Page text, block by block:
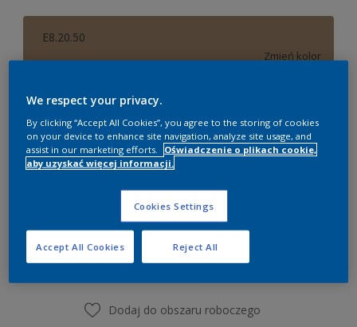
E8.20.50
Zmień kolor
Rozmiar
0,84 litra 2,03 litra 8,37 litra
Ilość Kalkulator farby
Dodaj do listy zakupów
Dodaj do obszaru roboczego
We respect your privacy.
By clicking “Accept All Cookies”, you agree to the storing of cookies
on your device to enhance site navigation, analyze site usage, and
assist in our marketing efforts.
Oświadczenie o plikach cookie,
aby uzyskać więcej informacji.
Cookies Settings
Reject All
Accept All Cookies